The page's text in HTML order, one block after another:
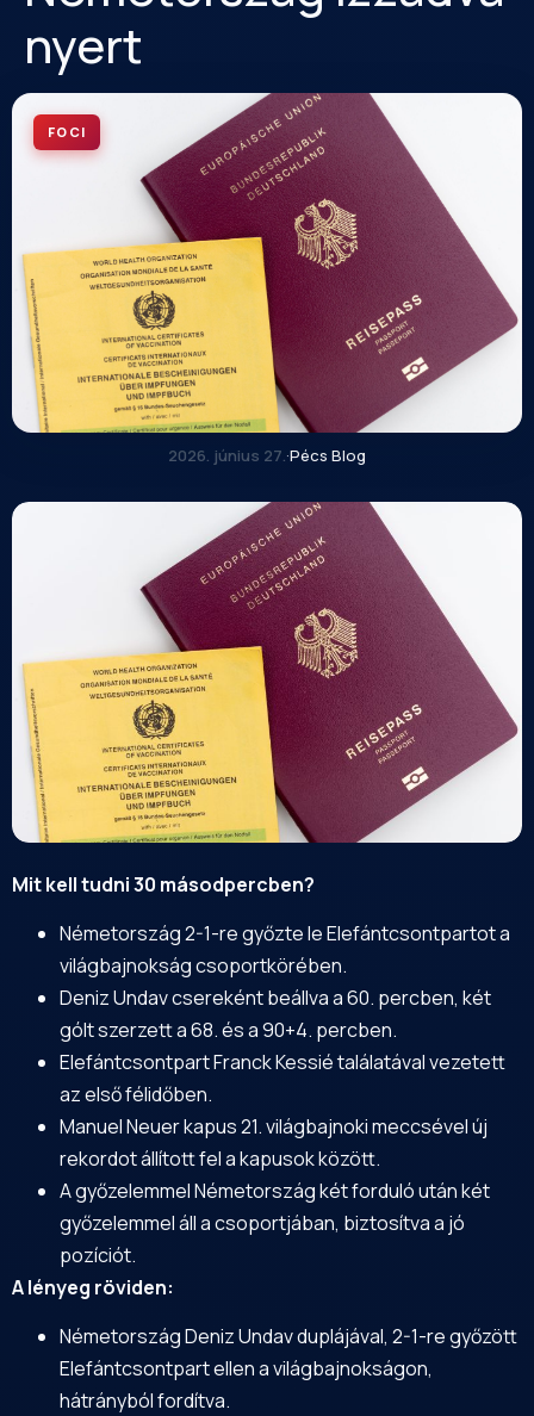
nyert
FOCI
2026. június 27.·Pécs Blog
Mit kell tudni 30 másodpercben?
Németország 2-1-re győzte le Elefántcsontpartot a
világbajnokság csoportkörében.
Deniz Undav csereként beállva a 60. percben, két
gólt szerzett a 68. és a 90+4. percben.
Elefántcsontpart Franck Kessié találatával vezetett
az első félidőben.
Manuel Neuer kapus 21. világbajnoki meccsével új
rekordot állított fel a kapusok között.
A győzelemmel Németország két forduló után két
győzelemmel áll a csoportjában, biztosítva a jó
pozíciót.
A lényeg röviden:
Németország Deniz Undav duplájával, 2-1-re győzött
Elefántcsontpart ellen a világbajnokságon,
hátrányból fordítva.